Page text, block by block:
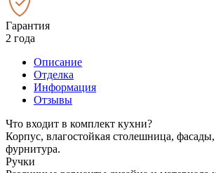
Гарантия
2 года
Описание
Отделка
Информация
Отзывы
Что входит в комплект кухни?
Корпус, влагостойкая столешница, фасады,
фурнитура.
Ручки